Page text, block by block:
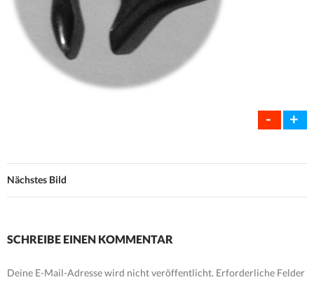
+
-
Nächstes Bild
SCHREIBE EINEN KOMMENTAR
Deine E-Mail-Adresse wird nicht veröffentlicht. Erforderliche Felder